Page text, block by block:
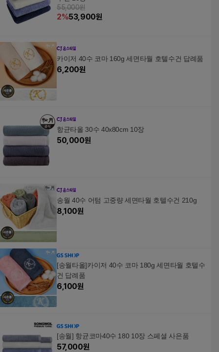
55,000원
2%53,900원
카이저 40수 코마 160g 세면타월 호텔수건 답례품
6,200원
항균타올 30수 40x80cm 10장
50,000원
송월 40수 어텀 고중량 세면타월 호텔수건 210g
8,100원
[송월타올]카이저 40수 코마 180g 세면타월 호텔수
건 답례품
6,100원
[송월] 항균코마40수 180 10장 스페셜 사은품
57,000원